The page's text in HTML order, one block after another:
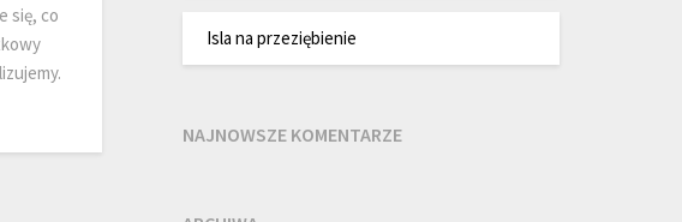
się, co
Isla na przeziębienie
NAJNOWSZE KOMENTARZE